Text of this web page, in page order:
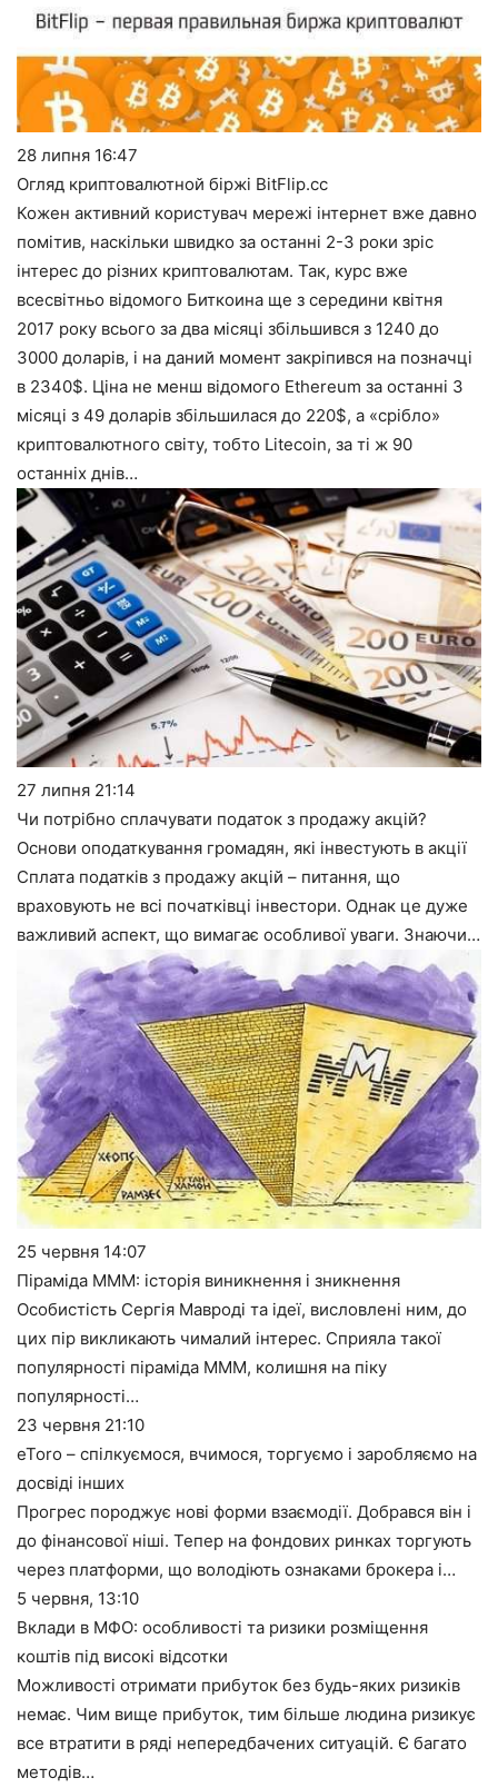
28 липня 16:47
Огляд криптовалютной біржі BitFlip.cc
Кожен активний користувач мережі інтернет вже давно
помітив, наскільки швидко за останні 2-3 роки зріс
інтерес до різних криптовалютам. Так, курс вже
всесвітньо відомого Биткоина ще з середини квітня
2017 року всього за два місяці збільшився з 1240 до
3000 доларів, і на даний момент закріпився на позначці
в 2340$. Ціна не менш відомого Ethereum за останні 3
місяці з 49 доларів збільшилася до 220$, а «срібло»
криптовалютного світу, тобто Litecoin, за ті ж 90
останніх днів…
27 липня 21:14
Чи потрібно сплачувати податок з продажу акцій?
Основи оподаткування громадян, які інвестують в акції
Сплата податків з продажу акцій – питання, що
враховують не всі початківці інвестори. Однак це дуже
важливий аспект, що вимагає особливої уваги. Знаючи…
25 червня 14:07
Піраміда МММ: історія виникнення і зникнення
Особистість Сергія Мавроді та ідеї, висловлені ним, до
цих пір викликають чималий інтерес. Сприяла такої
популярності піраміда МММ, колишня на піку
популярності…
23 червня 21:10
eToro – спілкуємося, вчимося, торгуємо і заробляємо на
досвіді інших
Прогрес породжує нові форми взаємодії. Добрався він і
до фінансової ніші. Тепер на фондових ринках торгують
через платформи, що володіють ознаками брокера і…
5 червня, 13:10
Вклади в МФО: особливості та ризики розміщення
коштів під високі відсотки
Можливості отримати прибуток без будь-яких ризиків
немає. Чим вище прибуток, тим більше людина ризикує
все втратити в ряді непередбачених ситуацій. Є багато
методів…